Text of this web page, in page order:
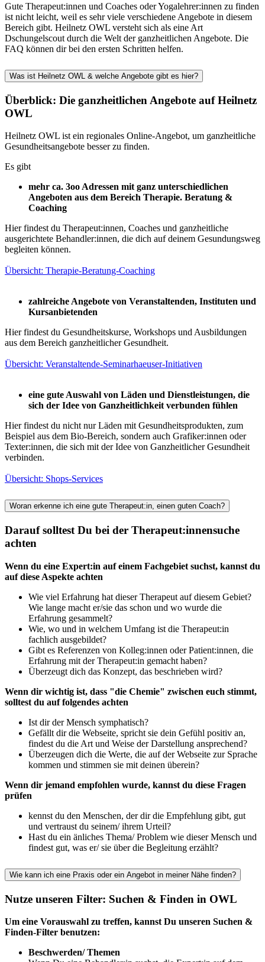
Gute Therapeut:innen und Coaches oder Yogalehrer:innen zu finden
ist nicht leicht, weil es sehr viele verschiedene Angebote in diesem
Bereich gibt. Heilnetz OWL versteht sich als eine Art
Dschungelscout durch die Welt der ganzheitlichen Angebote. Die
FAQ können dir bei den ersten Schritten helfen.
Was ist Heilnetz OWL & welche Angebote gibt es hier?
Überblick: Die ganzheitlichen Angebote auf Heilnetz
OWL
Heilnetz OWL ist ein regionales Online-Angebot, um ganzheitliche
Gesundheitsangebote besser zu finden.
Es gibt
mehr ca. 3oo Adressen mit ganz unterschiedlichen
Angeboten aus dem Bereich Therapie. Beratung &
Coaching
Hier findest du Therapeut:innen, Coaches und ganzheitliche
ausgerichtete Behandler:innen, die dich auf deinem Gesundungsweg
begleiten können.
Übersicht: Therapie-Beratung-Coaching
zahlreiche Angebote von Veranstaltenden, Instituten und
Kursanbietenden
Hier findest du Gesundheitskurse, Workshops und Ausbildungen
aus dem Bereich ganzheitlicher Gesundheit.
Übersicht: Veranstaltende-Seminarhaeuser-Initiativen
eine gute Auswahl von Läden und Dienstleistungen, die
sich der Idee von Ganzheitlichkeit verbunden fühlen
Hier findest du nicht nur Läden mit Gesundheitsprodukten, zum
Beispiel aus dem Bio-Bereich, sondern auch Grafiker:innen oder
Texter:innen, die sich mit der Idee von Ganzheitlicher Gesundheit
verbinden.
Übersicht: Shops-Services
Woran erkenne ich eine gute Therapeut:in, einen guten Coach?
Darauf solltest Du bei der Therapeut:innensuche
achten
Wenn du eine Expert:in auf einem Fachgebiet suchst, kannst du
auf diese Aspekte achten
Wie viel Erfahrung hat dieser Therapeut auf diesem Gebiet?
Wie lange macht er/sie das schon und wo wurde die
Erfahrung gesammelt?
Wie, wo und in welchem Umfang ist die Therapeut:in
fachlich ausgebildet?
Gibt es Referenzen von Kolleg:innen oder Patient:innen, die
Erfahrung mit der Therapeut:in gemacht haben?
Überzeugt dich das Konzept, das beschrieben wird?
Wenn dir wichtig ist, dass "die Chemie" zwischen euch stimmt,
solltest du auf folgendes achten
Ist dir der Mensch symphatisch?
Gefällt dir die Webseite, spricht sie dein Gefühl positiv an,
findest du die Art und Weise der Darstellung ansprechend?
Überzeugen dich die Werte, die auf der Webseite zur Sprache
kommen und stimmen sie mit deinen überein?
Wenn dir jemand empfohlen wurde, kannst du diese Fragen
prüfen
kennst du den Menschen, der dir die Empfehlung gibt, gut
und vertraust du seinem/ ihrem Urteil?
Hast du ein änliches Thema/ Problem wie dieser Mensch und
findest gut, was er/ sie über die Begleitung erzählt?
Wie kann ich eine Praxis oder ein Angebot in meiner Nähe finden?
Nutze unseren Filter: Suchen & Finden in OWL
Um eine Vorauswahl zu treffen, kannst Du unseren Suchen &
Finden-Filter benutzen:
Beschwerden/ Themen